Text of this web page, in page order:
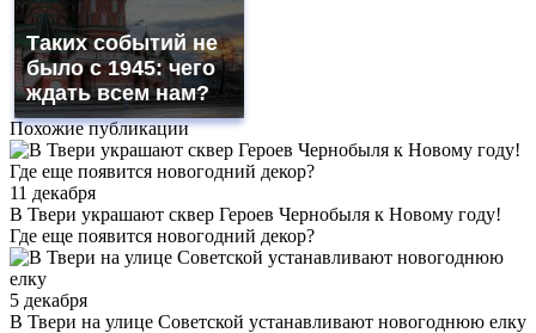
Таких событий не
было с 1945: чего
ждать всем нам?
Похожие публикации
11 декабря
В Твери украшают сквер Героев Чернобыля к Новому году!
Где еще появится новогодний декор?
5 декабря
В Твери на улице Советской устанавливают новогоднюю елку